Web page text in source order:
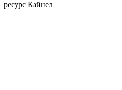
ресурс Кайнел